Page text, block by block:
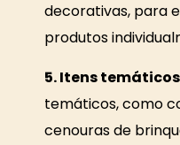
decorativas, para
produtos
5. Itens
temáticos, como
cenouras de